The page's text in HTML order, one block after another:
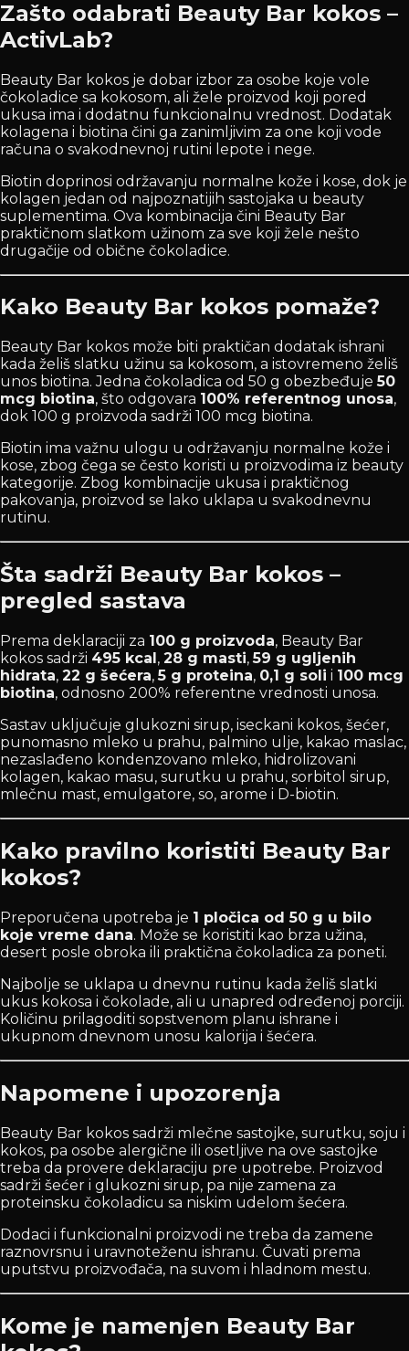
Zašto odabrati Beauty Bar kokos –
ActivLab?
Beauty Bar kokos je dobar izbor za osobe koje vole
čokoladice sa kokosom, ali žele proizvod koji pored
ukusa ima i dodatnu funkcionalnu vrednost. Dodatak
kolagena i biotina čini ga zanimljivim za one koji vode
računa o svakodnevnoj rutini lepote i nege.
Biotin doprinosi održavanju normalne kože i kose, dok je
kolagen jedan od najpoznatijih sastojaka u beauty
suplementima. Ova kombinacija čini Beauty Bar
praktičnom slatkom užinom za sve koji žele nešto
drugačije od obične čokoladice.
Kako Beauty Bar kokos pomaže?
Beauty Bar kokos može biti praktičan dodatak ishrani
kada želiš slatku užinu sa kokosom, a istovremeno želiš
unos biotina. Jedna čokoladica od 50 g obezbeđuje50
mcg biotina, što odgovara 100% referentnog unosa,
dok 100 g proizvoda sadrži 100 mcg biotina.
Biotin ima važnu ulogu u održavanju normalne kože i
kose, zbog čega se često koristi u proizvodima iz beauty
kategorije. Zbog kombinacije ukusa i praktičnog
pakovanja, proizvod se lako uklapa u svakodnevnu
rutinu.
Šta sadrži Beauty Bar kokos –
pregled sastava
Prema deklaraciji za 100 g proizvoda, Beauty Bar
kokos sadrži 495 kcal, 28 g masti,59 g ugljenih
hidrata, 22 g šećera,5 g proteina, 0,1 g soli i 100 mcg
biotina, odnosno 200% referentne vrednosti unosa.
Sastav uključuje glukozni sirup, iseckani kokos, šećer,
punomasno mleko u prahu, palmino ulje, kakao maslac,
nezaslađeno kondenzovano mleko, hidrolizovani
kolagen, kakao masu, surutku u prahu, sorbitol sirup,
mlečnu mast, emulgatore, so, arome i D-biotin.
Kako pravilno koristiti Beauty Bar
kokos?
Preporučena upotreba je 1 pločica od 50 g u bilo
koje vreme dana. Može se koristiti kao brza užina,
desert posle obroka ili praktična čokoladica za poneti.
Najbolje se uklapa u dnevnu rutinu kada želiš slatki
ukus kokosa i čokolade, ali u unapred određenoj porciji.
Količinu prilagoditi sopstvenom planu ishrane i
ukupnom dnevnom unosu kalorija i šećera.
Napomene i upozorenja
Beauty Bar kokos sadrži mlečne sastojke, surutku, soju i
kokos, pa osobe alergične ili osetljive na ove sastojke
treba da provere deklaraciju pre upotrebe. Proizvod
sadrži šećer i glukozni sirup, pa nije zamena za
proteinsku čokoladicu sa niskim udelom šećera.
Dodaci i funkcionalni proizvodi ne treba da zamene
raznovrsnu i uravnoteženu ishranu. Čuvati prema
uputstvu proizvođača, na suvom i hladnom mestu.
Kome je namenjen Beauty Bar